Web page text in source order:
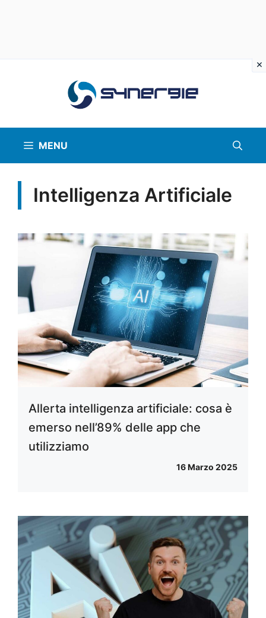
MENU
Intelligenza Artificiale
Allerta intelligenza artificiale: cosa è
emerso nell’89% delle app che
utilizziamo
16 Marzo 2025